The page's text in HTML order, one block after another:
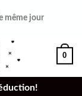
même jour
0